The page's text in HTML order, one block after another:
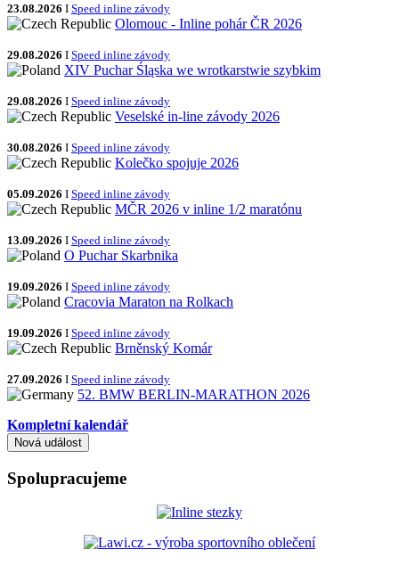
23.08.2026 I Speed inline závody
Olomouc - Inline pohár ČR 2026
29.08.2026 I Speed inline závody
XIV Puchar Śląska we wrotkarstwie szybkim
29.08.2026 I Speed inline závody
Veselské in-line závody 2026
30.08.2026 I Speed inline závody
Kolečko spojuje 2026
05.09.2026 I Speed inline závody
MČR 2026 v inline 1/2 maratónu
13.09.2026 I Speed inline závody
O Puchar Skarbnika
19.09.2026 I Speed inline závody
Cracovia Maraton na Rolkach
19.09.2026 I Speed inline závody
Brněnský Komár
27.09.2026 I Speed inline závody
52. BMW BERLIN-MARATHON 2026
Kompletní kalendář
Spolupracujeme